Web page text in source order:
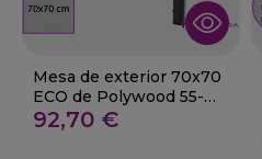
Mesa de exterior 70x70
ECO de Polywood 55-
Ayna
92,70 €